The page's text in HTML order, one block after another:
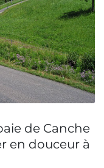
de Canche
en douceur à